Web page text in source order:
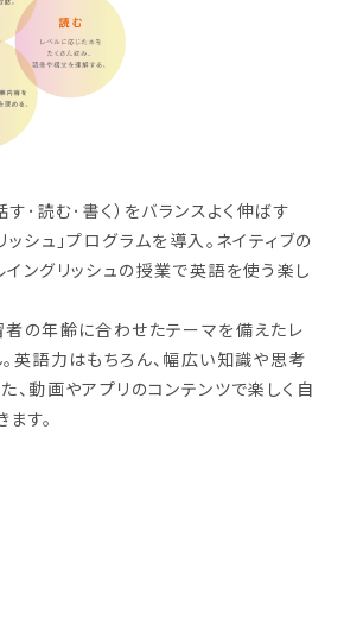
･読む･書く）をバランスよく伸ばす
ッシュ」プログラムを導入。ネイティブの
ングリッシュの授業で英語を使う楽し
者の年齢に合わせたテーマを備えたレ
英語力はもちろん、幅広い知識や思考
、動画やアプリのコンテンツで楽しく自
す。